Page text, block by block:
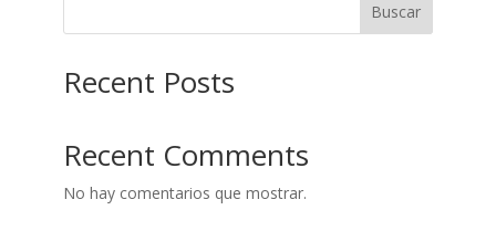
Buscar
Recent Posts
Recent Comments
No hay comentarios que mostrar.